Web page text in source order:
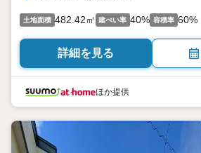
土地面積 482.42㎡ 建ぺい率 40% 容積率 60%
詳細を見る
ほか提供